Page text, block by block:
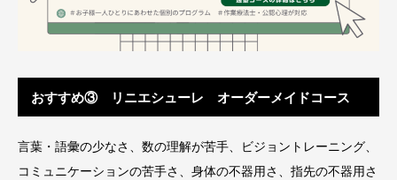
おすすめ③ リニエシューレ オーダーメイドコース
言葉・語彙の少なさ、数の理解が苦手、ビジョントレーニング、
コミュニケーションの苦手さ、身体の不器用さ、指先の不器用さ